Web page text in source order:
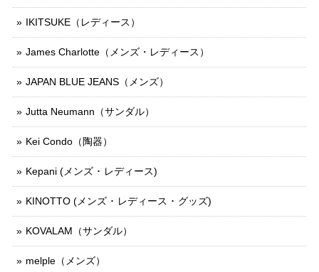
IKITSUKE（レディース）
James Charlotte（メンズ・レディース）
JAPAN BLUE JEANS（メンズ）
Jutta Neumann（サンダル）
Kei Condo（陶器）
Kepani (メンズ ･ レディース)
KINOTTO (メンズ ･ レディース ･ グッズ)
KOVALAM（サンダル）
melple（メンズ）